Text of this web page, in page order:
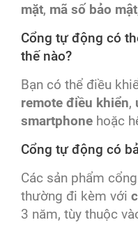
mặt, mã số bảo mật
Cổng tự động có
thế nào?
Bạn có thể điều
remote điều khiển,
smartphone hoặc
Cổng tự động có
Các sản phẩm
thường đi kèm với
3 năm, tùy thuộc